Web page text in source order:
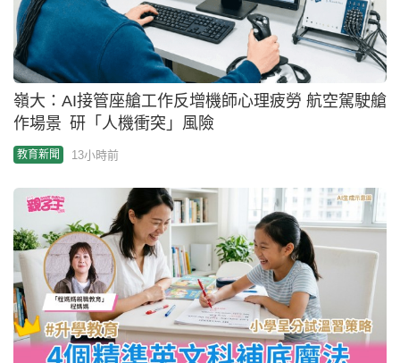
小學呈分試｜針對呈分試英文科大意扣分位 媽媽實
戰4個精準補底魔法
親子 13小時前